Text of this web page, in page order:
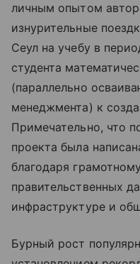
личным опытом
изнурительные
Сеул на учебу в
студента
(параллельно
менеджмента) к
Примечательно, что
проекта была
благодаря
правительственных
инфраструктуре и
Бурный рост